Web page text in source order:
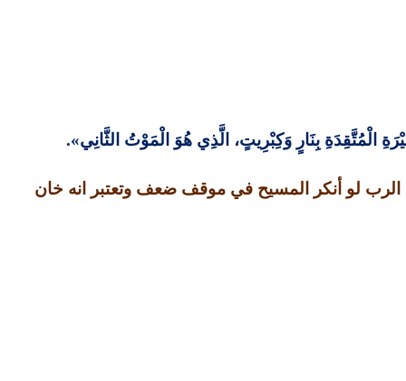
الْمُتَّقِدَةِ بِنَارٍ وَكِبْرِيتٍ، الَّذِي هُوَ الْمَوْتُ الثَّانِي».
لو أنكر المسيح في موقف ضعف وتعتبر انه خان